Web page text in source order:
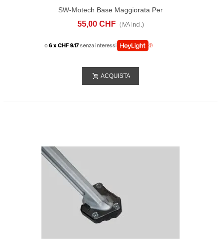
SW-Motech Base Maggiorata Per
Cavalletto Laterale Suzuki GSX-S1000GX
55,00 CHF (IVA incl.)
o6 x CHF 9.17senza interessi
ACQUISTA